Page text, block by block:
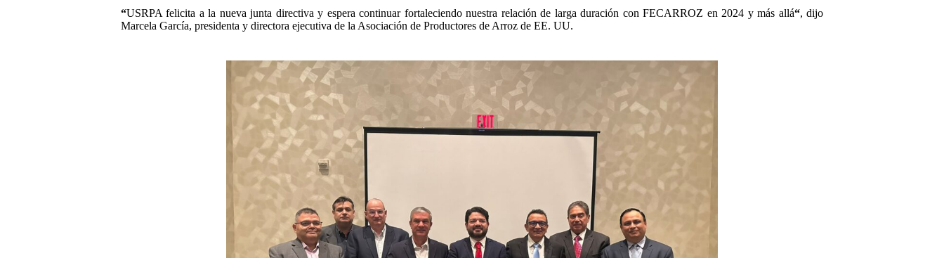
“USRPA felicita a la nueva junta directiva y espera continuar fortaleciendo nuestra relación de larga duración con FECARROZ en 2024 y más allá“, dijo
Marcela García, presidenta y directora ejecutiva de la Asociación de Productores de Arroz de EE. UU.